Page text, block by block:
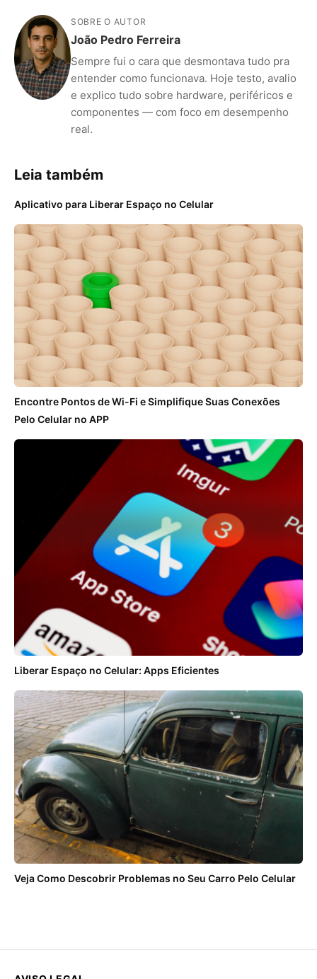
SOBRE O AUTOR
João Pedro Ferreira
Sempre fui o cara que desmontava tudo pra
entender como funcionava. Hoje testo, avalio
e explico tudo sobre hardware, periféricos e
componentes — com foco em desempenho
real.
Leia também
Aplicativo para Liberar Espaço no Celular
Encontre Pontos de Wi-Fi e Simplifique Suas Conexões
Pelo Celular no APP
Liberar Espaço no Celular: Apps Eficientes
Veja Como Descobrir Problemas no Seu Carro Pelo Celular